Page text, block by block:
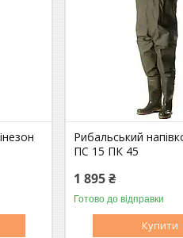
Рибальський
ПС 15 ПК 45
1 895 ₴
Готово до відправки
Купити